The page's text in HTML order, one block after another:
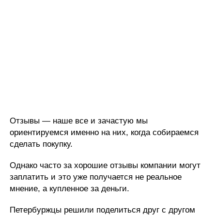
Отзывы — наше все и зачастую мы
ориентируемся именно на них, когда собираемся
сделать покупку.
Однако часто за хорошие отзывы компании могут
заплатить и это уже получается не реальное
мнение, а купленное за деньги.
Петербуржцы решили поделиться друг с другом